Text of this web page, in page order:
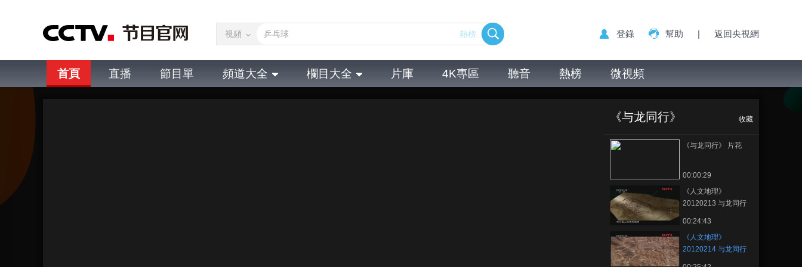
視頻 熱榜 登錄 幫助 | 返回央視網
首頁 直播 節目單 頻道大全 欄目大全 片庫 4K專區 聽音 熱榜 微視頻
《与龙同行》 收藏
《与龙同行》 片花
00:00:29
《人文地理》
20120213 与龙同行
00:24:43
《人文地理》
20120214 与龙同行